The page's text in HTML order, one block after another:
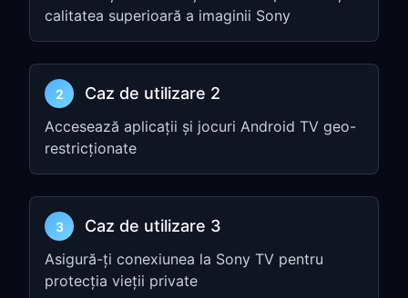
Instalați aplicația Android TV sau
dacă configurarea televizorului dvs.
necesită instalare manuală
Pasul 2: Conectați-vă pe
televizor
DeschidețiFreeGuard VPN
televizor
Autentificați-vă sau activați
calitatea superioară a imaginii Sony
2 Caz de utilizare 2
Accesează aplicații și jocuri Android TV geo-
restricționate
3 Caz de utilizare 3
Asigură-ți conexiunea la Sony TV pentru
protecția vieții private